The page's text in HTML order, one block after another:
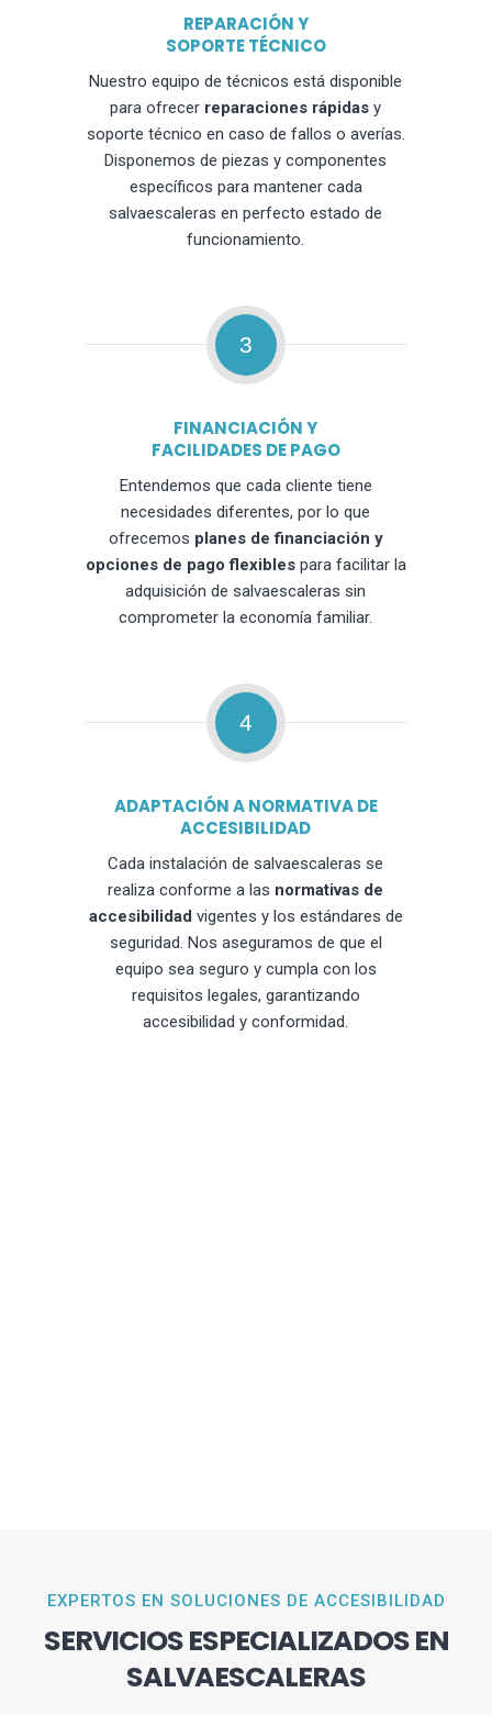
REPARACIÓN Y
SOPORTE TÉCNICO
Nuestro equipo de técnicos está disponible
para ofrecer reparaciones rápidas y
soporte técnico en caso de fallos o averías.
Disponemos de piezas y componentes
específicos para mantener cada
salvaescaleras en perfecto estado de
funcionamiento.
3
FINANCIACIÓN Y
FACILIDADES DE PAGO
Entendemos que cada cliente tiene
necesidades diferentes, por lo que
ofrecemos planes de financiación y
opciones de pago flexiblespara facilitar la
adquisición de salvaescaleras sin
comprometer la economía familiar.
4
ADAPTACIÓN A NORMATIVA DE
ACCESIBILIDAD
Cada instalación de salvaescaleras se
realiza conforme a las normativas de
accesibilidad vigentes y los estándares de
seguridad. Nos aseguramos de que el
equipo sea seguro y cumpla con los
requisitos legales, garantizando
accesibilidad y conformidad.
EXPERTOS EN SOLUCIONES DE ACCESIBILIDAD
SERVICIOS ESPECIALIZADOS EN
SALVAESCALERAS